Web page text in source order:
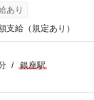
あり
支給（規定あり）
/ 銀座駅